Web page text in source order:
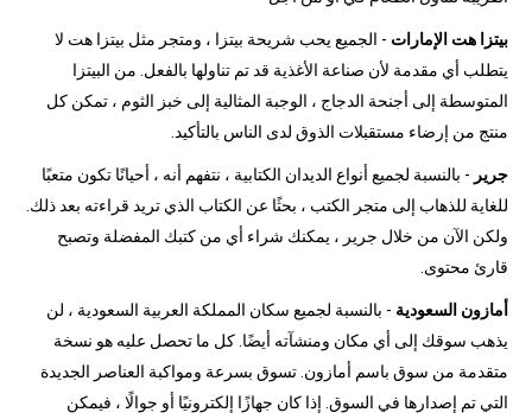
بيتزا هت الإمارات - الجميع يحب شريحة بيتزا ، ومتجر مثل بيتزا هت لا
يتطلب أي مقدمة لأن صناعة الأغذية قد تم تناولها بالفعل. من البيتزا
المتوسطة إلى أجنحة الدجاج ، الوجبة المثالية إلى خبز الثوم ، تمكن كل
منتج من إرضاء مستقبلات الذوق لدى الناس بالتأكيد.
جرير - بالنسبة لجميع أنواع الديدان الكتابية ، نتفهم أنه ، أحيانًا تكون متعبًا
للغاية للذهاب إلى متجر الكتب ، بحثًا عن الكتاب الذي تريد قراءته بعد ذلك.
ولكن الآن من خلال جرير ، يمكنك شراء أي من كتبك المفضلة وتصبح
قارئ محتوى.
أمازون السعودية - بالنسبة لجميع سكان المملكة العربية السعودية ، لن
يذهب سوقك إلى أي مكان ومنشآته أيضًا. كل ما تحصل عليه هو نسخة
متقدمة من سوق باسم أمازون. تسوق بسرعة ومواكبة العناصر الجديدة
التي تم إصدارها في السوق. إذا كان جهازًا إلكترونيًا أو جوالًا ، فيمكن